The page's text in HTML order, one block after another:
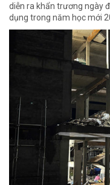
diễn ra khẩn trương ngày
dụng trong năm học mới